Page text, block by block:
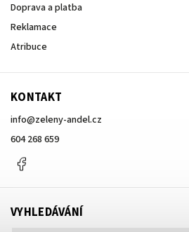
Doprava a platba
Reklamace
Atribuce
KONTAKT
info@zeleny-andel.cz
604 268 659
VYHLEDÁVÁNÍ